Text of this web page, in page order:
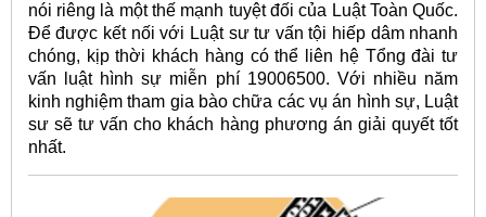
nói riêng là một thế mạnh tuyệt đối của Luật Toàn Quốc.
Để được kết nối với Luật sư tư vấn tội hiếp dâm nhanh
chóng, kịp thời khách hàng có thể liên hệ Tổng đài tư
vấn luật hình sự miễn phí 19006500. Với nhiều năm
kinh nghiệm tham gia bào chữa các vụ án hình sự, Luật
sư sẽ tư vấn cho khách hàng phương án giải quyết tốt
nhất.